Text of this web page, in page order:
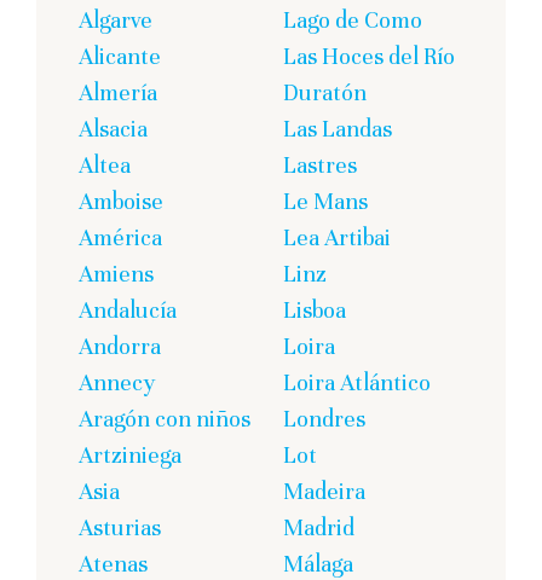
Algarve
Alicante
Almería
Alsacia
Altea
Amboise
América
Amiens
Andalucía
Andorra
Annecy
Aragón con niños
Artziniega
Asia
Asturias
Atenas
Lago de Como
Las Hoces del Río
Duratón
Las Landas
Lastres
Le Mans
Lea Artibai
Linz
Lisboa
Loira
Loira Atlántico
Londres
Lot
Madeira
Madrid
Málaga